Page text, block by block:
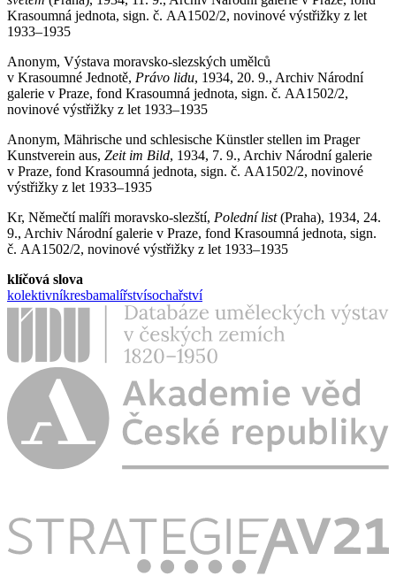
Krasoumná jednota, sign. č. AA1502/2, novinové výstřižky z let
1933–1935
Anonym, Výstava moravsko-slezských umělců
v Krasoumné Jednotě, Právo lidu, 1934, 20. 9., Archiv Národní
galerie v Praze, fond Krasoumná jednota, sign. č. AA1502/2,
novinové výstřižky z let 1933–1935
Anonym, Mährische und schlesische Künstler stellen im Prager
Kunstverein aus, Zeit im Bild, 1934, 7. 9., Archiv Národní galerie
v Praze, fond Krasoumná jednota, sign. č. AA1502/2, novinové
výstřižky z let 1933–1935
Kr, Němečtí malíři moravsko-slezští, Polední list(Praha), 1934, 24.
9., Archiv Národní galerie v Praze, fond Krasoumná jednota, sign.
č. AA1502/2, novinové výstřižky z let 1933–1935
klíčová slova
kolektivníkresbamalířstvísochařství